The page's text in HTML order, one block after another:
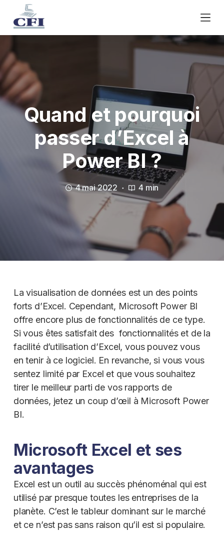
a
s
r
a
u
c
Quand et pourquoi
passer d’Excel à
Power BI ?
4 mai 2022 4 min
La visualisation de données est un des points
forts d’Excel. Cependant, Microsoft Power BI
offre encore plus de fonctionnalités de ce type.
Si vous êtes satisfait des fonctionnalités et de la
facilité d’utilisation d’Excel, vous pouvez vous
en tenir à ce logiciel. En revanche, si vous vous
sentez limité par Excel et que vous souhaitez
tirer le meilleur parti de vos rapports de
données, jetez un coup d’œil à Microsoft Power
BI.
Microsoft Excel et ses
avantages
Excel est un outil au succès phénoménal qui est
utilisé par presque toutes les entreprises de la
planète. C’est le tableur dominant sur le marché
et ce n’est pas sans raison qu’il est si populaire.